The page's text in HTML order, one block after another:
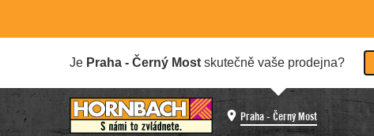
Je Praha - Černý Most skutečně vaše prodejna?
Praha - Černý Most